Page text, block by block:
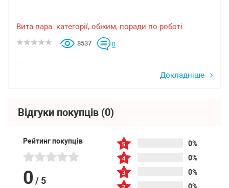
Вита пара: категорії, обжим, поради по роботі
8537 0
...
Докладніше
Відгуки покупців (0)
Рейтинг покупців
0 / 5
0%
0%
0%